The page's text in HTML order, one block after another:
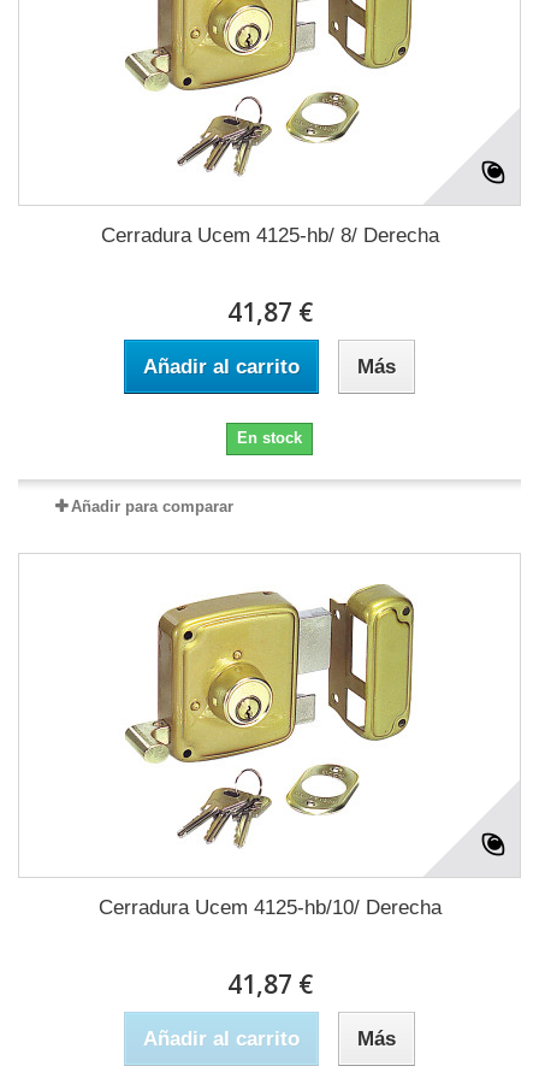
Cerradura Ucem 4125-hb/ 8/ Derecha
41,87 €
Añadir al carrito Más
En stock
Añadir para comparar
Cerradura Ucem 4125-hb/10/ Derecha
41,87 €
Añadir al carrito Más